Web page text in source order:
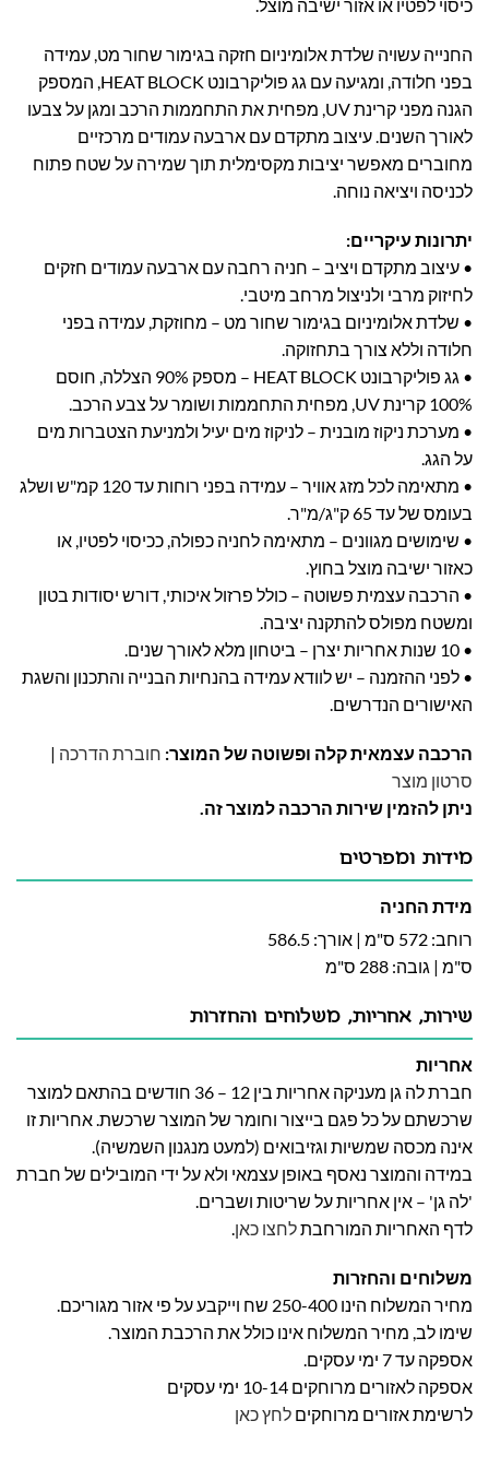
כיסוי לפטיו או אזור ישיבה מוצל.
החנייה עשויה שלדת אלומיניום חזקה בגימור שחור מט, עמידה
בפני חלודה, ומגיעה עם גג פוליקרבונט HEAT BLOCK, המספק
הגנה מפני קרינת UV, מפחית את התחממות הרכב ומגן על צבעו
לאורך השנים. עיצוב מתקדם עם ארבעה עמודים מרכזיים
מחוברים מאפשר יציבות מקסימלית תוך שמירה על שטח פתוח
לכניסה ויציאה נוחה.
יתרונות עיקריים:
• עיצוב מתקדם ויציב – חניה רחבה עם ארבעה עמודים חזקים
לחיזוק מרבי ולניצול מרחב מיטבי.
• שלדת אלומיניום בגימור שחור מט – מחוזקת, עמידה בפני
חלודה וללא צורך בתחזוקה.
• גג פוליקרבונט HEAT BLOCK – מספק 90% הצללה, חוסם
100% קרינת UV, מפחית התחממות ושומר על צבע הרכב.
• מערכת ניקוז מובנית – לניקוז מים יעיל ולמניעת הצטברות מים
על הגג.
• מתאימה לכל מזג אוויר – עמידה בפני רוחות עד 120 קמ"ש ושלג
בעומס של עד 65 ק"ג/מ"ר.
• שימושים מגוונים – מתאימה לחניה כפולה, ככיסוי לפטיו, או
כאזור ישיבה מוצל בחוץ.
• הרכבה עצמית פשוטה – כולל פרזול איכותי, דורש יסודות בטון
ומשטח מפולס להתקנה יציבה.
• 10 שנות אחריות יצרן – ביטחון מלא לאורך שנים.
• לפני ההזמנה – יש לוודא עמידה בהנחיות הבנייה והתכנון והשגת
האישורים הנדרשים.
הרכבה עצמאית קלה ופשוטה של המוצר: חוברת הדרכה |
סרטון מוצר
ניתן להזמין שירות הרכבה למוצר זה.
מידות ומפרטים
מידת החניה
רוחב: 572 ס"מ | אורך: 586.5
ס"מ | גובה: 288 ס"מ
שירות, אחריות, משלוחים והחזרות
אחריות
חברת לה גן מעניקה אחריות בין 12 – 36 חודשים בהתאם למוצר
שרכשתם על כל פגם בייצור וחומר של המוצר שרכשת. אחריות זו
אינה מכסה שמשיות וגזיבואים (למעט מנגנון השמשיה).
במידה והמוצר נאסף באופן עצמאי ולא על ידי המובילים של חברת
'לה גן' – אין אחריות על שריטות ושברים.
לדף האחריות המורחבתלחצו כאן.
משלוחים והחזרות
מחיר המשלוח הינו 250-400 שח וייקבע על פי אזור מגוריכם.
שימו לב, מחיר המשלוח אינו כולל את הרכבת המוצר.
אספקה עד 7 ימי עסקים.
אספקה לאזורים מרוחקים 10-14 ימי עסקים
לרשימת אזורים מרוחקים לחץ כאן